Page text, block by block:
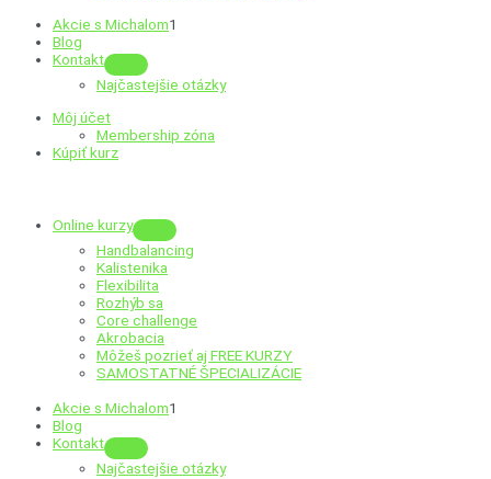
Akcie s Michalom1
Blog
Kontakt
Menu
Toggle
Najčastejšie otázky
Môj účet
Membership zóna
Kúpiť kurz
Online kurzy
Menu
Toggle
Handbalancing
Kalistenika
Flexibilita
Rozhýb sa
Core challenge
Akrobacia
Môžeš pozrieť ajFREE KURZY
SAMOSTATNÉ ŠPECIALIZÁCIE
Akcie s Michalom1
Blog
Kontakt
Menu
Toggle
Najčastejšie otázky